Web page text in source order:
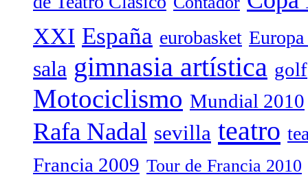
XXI España eurobasket
sala gimnasia artística golf
Motociclismo Mundial 2010
Rafa Nadal sevilla teatro
Francia 2009 Tour de Francia 2010